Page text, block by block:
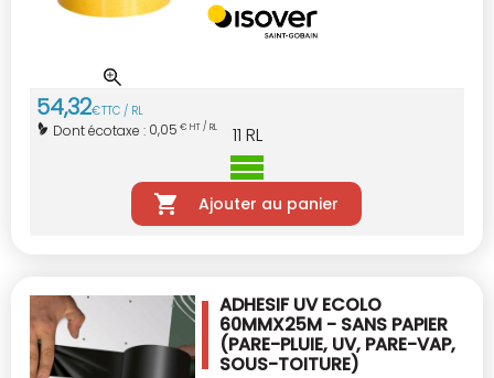
54,32€TTC / RL
Dont écotaxe : 0,05 € HT / RL 11 RL
Ajouter au panier
ADHESIF UV ECOLO
60MMX25M - SANS PAPIER
(PARE-PLUIE, UV, PARE-VAP,
SOUS-TOITURE)